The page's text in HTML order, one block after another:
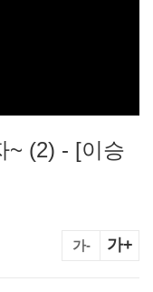
~ (2) - [이승
가- 가+